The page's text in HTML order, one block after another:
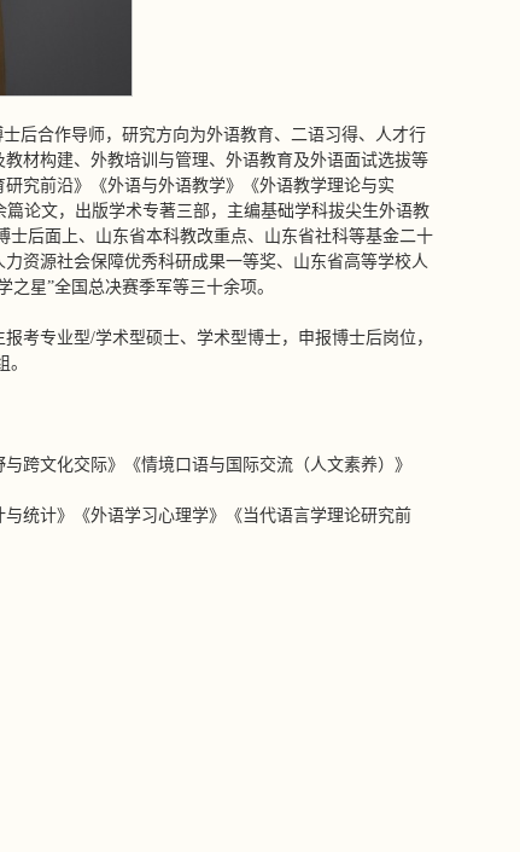
后合作导师，研究方向为外语教育、二语习得、人才行
材构建、外教培训与管理、外语教育及外语面试选拔等
究前沿》《外语与外语教学》《外语教学理论与实
篇论文，出版学术专著三部，主编基础学科拔尖生外语教
后面上、山东省本科教改重点、山东省社科等基金二十
资源社会保障优秀科研成果一等奖、山东省高等学校人
星”全国总决赛季军等三十余项。
考专业型/学术型硕士、学术型博士，申报博士后岗位，
跨文化交际》《情境口语与国际交流（人文素养）》
统计》《外语学习心理学》《当代语言学理论研究前